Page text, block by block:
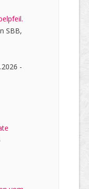
SBB,
-